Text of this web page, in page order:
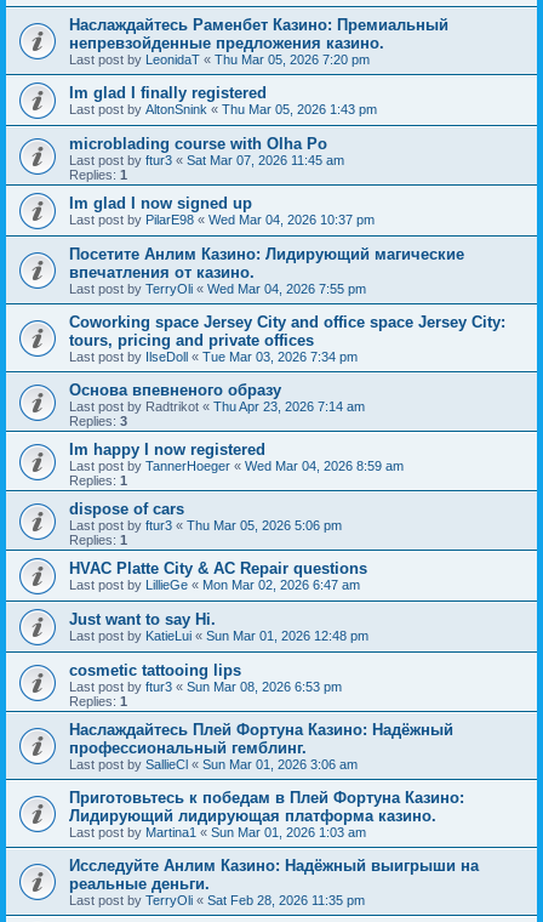
Наслаждайтесь Раменбет Казино: Премиальный
непревзойденные предложения казино.
Last post by LeonidaT « Thu Mar 05, 2026 7:20 pm
Im glad I finally registered
Last post by AltonSnink « Thu Mar 05, 2026 1:43 pm
microblading course with Olha Po
Last post by ftur3 « Sat Mar 07, 2026 11:45 am
Replies: 1
Im glad I now signed up
Last post by PilarE98 « Wed Mar 04, 2026 10:37 pm
Посетите Анлим Казино: Лидирующий магические
впечатления от казино.
Last post by TerryOli « Wed Mar 04, 2026 7:55 pm
Coworking space Jersey City and office space Jersey City:
tours, pricing and private offices
Last post by IlseDoll « Tue Mar 03, 2026 7:34 pm
Основа впевненого образу
Last post by Radtrikot « Thu Apr 23, 2026 7:14 am
Replies: 3
Im happy I now registered
Last post by TannerHoeger « Wed Mar 04, 2026 8:59 am
Replies: 1
dispose of cars
Last post by ftur3 « Thu Mar 05, 2026 5:06 pm
Replies: 1
HVAC Platte City & AC Repair questions
Last post by LillieGe « Mon Mar 02, 2026 6:47 am
Just want to say Hi.
Last post by KatieLui « Sun Mar 01, 2026 12:48 pm
cosmetic tattooing lips
Last post by ftur3 « Sun Mar 08, 2026 6:53 pm
Replies: 1
Наслаждайтесь Плей Фортуна Казино: Надёжный
профессиональный гемблинг.
Last post by SallieCl « Sun Mar 01, 2026 3:06 am
Приготовьтесь к победам в Плей Фортуна Казино:
Лидирующий лидирующая платформа казино.
Last post by Martina1 « Sun Mar 01, 2026 1:03 am
Исследуйте Анлим Казино: Надёжный выигрыши на
реальные деньги.
Last post by TerryOli « Sat Feb 28, 2026 11:35 pm